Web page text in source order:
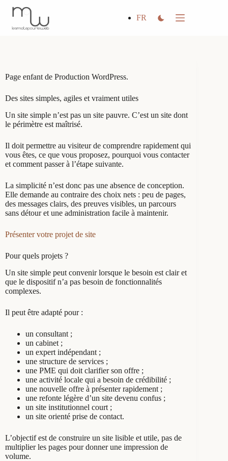
FR
Page enfant de Production WordPress.
Des sites simples, agiles et vraiment utiles
Un site simple n’est pas un site pauvre. C’est un site dont
le périmètre est maîtrisé.
Il doit permettre au visiteur de comprendre rapidement qui
vous êtes, ce que vous proposez, pourquoi vous contacter
et comment passer à l’étape suivante.
La simplicité n’est donc pas une absence de conception.
Elle demande au contraire des choix nets : peu de pages,
des messages clairs, des preuves visibles, un parcours
sans détour et une administration facile à maintenir.
Présenter votre projet de site
Pour quels projets ?
Un site simple peut convenir lorsque le besoin est clair et
que le dispositif n’a pas besoin de fonctionnalités
complexes.
Il peut être adapté pour :
un consultant ;
un cabinet ;
un expert indépendant ;
une structure de services ;
une PME qui doit clarifier son offre ;
une activité locale qui a besoin de crédibilité ;
une nouvelle offre à présenter rapidement ;
une refonte légère d’un site devenu confus ;
un site institutionnel court ;
un site orienté prise de contact.
L’objectif est de construire un site lisible et utile, pas de
multiplier les pages pour donner une impression de
volume.